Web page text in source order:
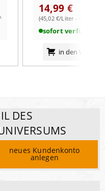
14,99 €
(45,02 €/Liter - ohne
sofort verfügbar
in den
DES
neues Kundenkonto
anlegen